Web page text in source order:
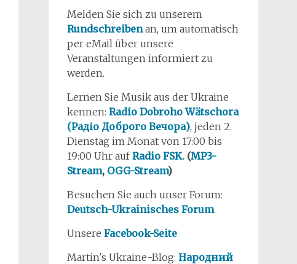
Melden Sie sich zu unserem
Rundschreibenan, um automatisch
per eMail über unsere
Veranstaltungen informiert zu
werden.
Lernen Sie Musik aus der Ukraine
kennen: Radio Dobroho Wätschora
(Радіо Доброго Вечора), jeden 2.
Dienstag im Monat von 17:00 bis
19:00 Uhr aufRadio FSK.(MP3-
Stream, OGG-Stream)
Besuchen Sie auch unser Forum:
Deutsch-Ukrainisches Forum
Unsere Facebook-Seite
Martin's Ukraine-Blog: Народний